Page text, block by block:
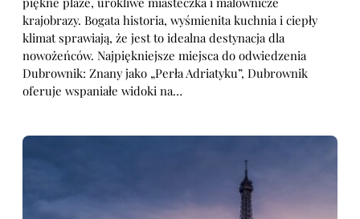
krajobrazy. Bogata historia, wyśmienita kuchnia i ciepły
klimat sprawiają, że jest to idealna destynacja dla
nowożeńców. Najpiękniejsze miejsca do odwiedzenia
Dubrownik: Znany jako „Perła Adriatyku”, Dubrownik
oferuje wspaniałe widoki na…